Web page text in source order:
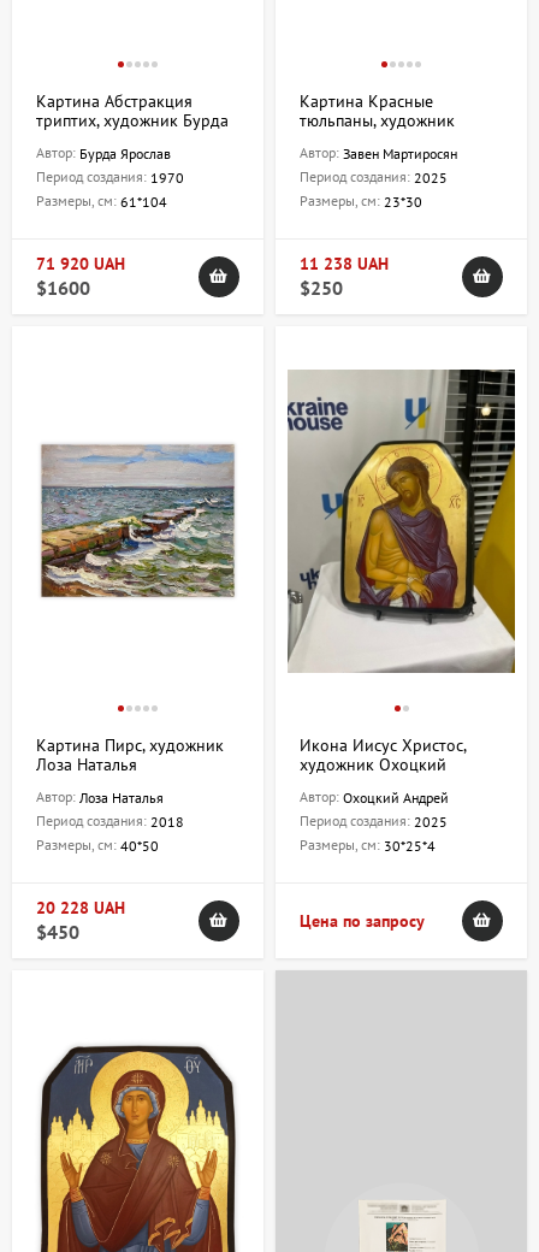
Картина Абстракция
триптих, художник Бурда
Автор: Бурда Ярослав
Период создания: 1970
Размеры, см: 61*104
71 920 UAH
$1600
Картина Красные
тюльпаны, художник
Автор: Завен Мартиросян
Период создания: 2025
Размеры, см: 23*30
11 238 UAH
$250
Картина Пирс, художник
Лоза Наталья
Автор: Лоза Наталья
Период создания: 2018
Размеры, см: 40*50
20 228 UAH
$450
Икона Иисус Христос,
художник Охоцкий
Автор: Охоцкий Андрей
Период создания: 2025
Размеры, см: 30*25*4
Цена по запросу